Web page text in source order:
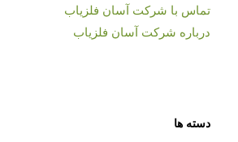
تماس با شرکت آسان فلزیاب
درباره شرکت آسان فلزیاب
دسته ها